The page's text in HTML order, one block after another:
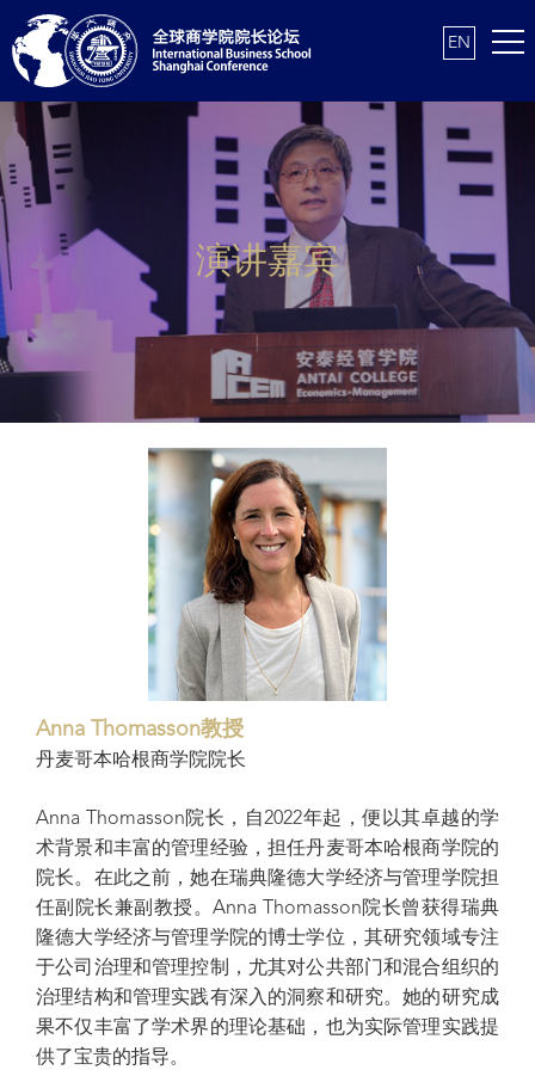
EN
演讲嘉宾
Anna Thomasson教授
丹麦哥本哈根商学院院长
Anna Thomasson院长，自2022年起，便以其卓越的学
术背景和丰富的管理经验，担任丹麦哥本哈根商学院的
院长。在此之前，她在瑞典隆德大学经济与管理学院担
任副院长兼副教授。Anna Thomasson院长曾获得瑞典
隆德大学经济与管理学院的博士学位，其研究领域专注
于公司治理和管理控制，尤其对公共部门和混合组织的
治理结构和管理实践有深入的洞察和研究。她的研究成
果不仅丰富了学术界的理论基础，也为实际管理实践提
供了宝贵的指导。